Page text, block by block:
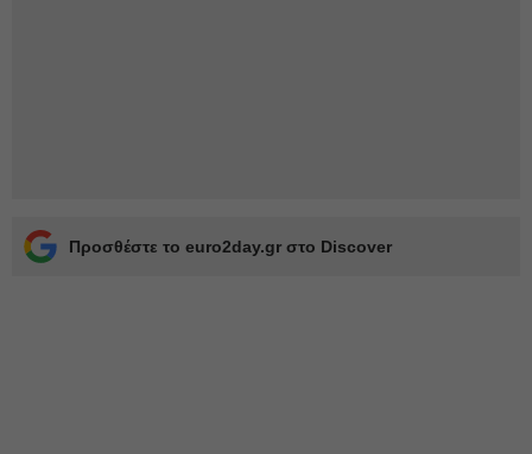
Προσθέστε το euro2day.gr στο Discover